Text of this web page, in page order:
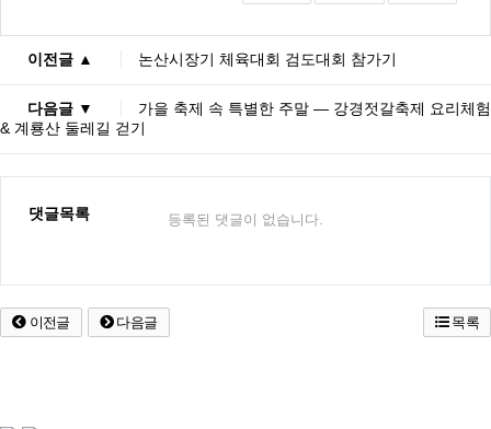
이전글 ▲ 논산시장기 체육대회 검도대회 참가기
다음글 ▼
가을 축제 속 특별한 주말 — 강경젓갈축제 요리체험
& 계룡산 둘레길 걷기
댓글목록 등록된 댓글이 없습니다.
이전글 다음글 목록